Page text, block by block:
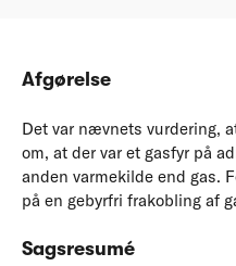
Afgørelse
Det var nævnets vurdering,
om, at der var et gasfyr på
anden varmekilde end gas.
på en gebyrfri frakobling af
Sagsresumé